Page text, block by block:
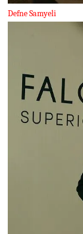
Defne Samyeli